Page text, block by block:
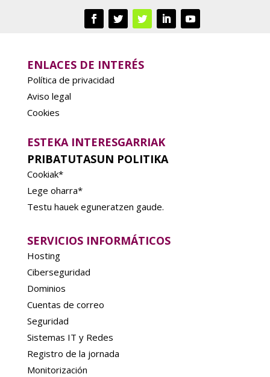
ENLACES DE INTERÉS
Política de privacidad
Aviso legal
Cookies
ESTEKA INTERESGARRIAK
PRIBATUTASUN POLITIKA
Cookiak*
Lege oharra*
Testu hauek eguneratzen gaude.
SERVICIOS INFORMÁTICOS
Hosting
Ciberseguridad
Dominios
Cuentas de correo
Seguridad
Sistemas IT y Redes
Registro de la jornada
Monitorización